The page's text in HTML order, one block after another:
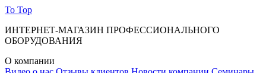
To Top
ИНТЕРНЕТ-МАГАЗИН ПРОФЕССИОНАЛЬНОГО
ОБОРУДОВАНИЯ
О компании